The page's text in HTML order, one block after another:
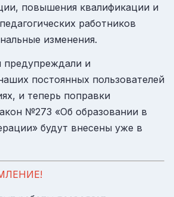
повышения квалификации и
работников
изменения.
и
постоянных пользователей
и теперь поправки
№273 «Об образовании в
будут внесены уже в